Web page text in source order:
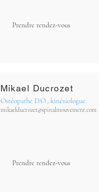
Prendre rendez-vous
Mikael Ducrozet
Ostéopathe D.O., kinésiologue
mikaelducrozet@spinalmouvement.com
Prendre rendez-vous